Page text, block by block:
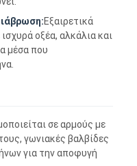
Εξαιρετικά
οξέα, αλκάλια και
μέσα που
σε αρμούς με
γωνιακές βαλβίδες
για την αποφυγή